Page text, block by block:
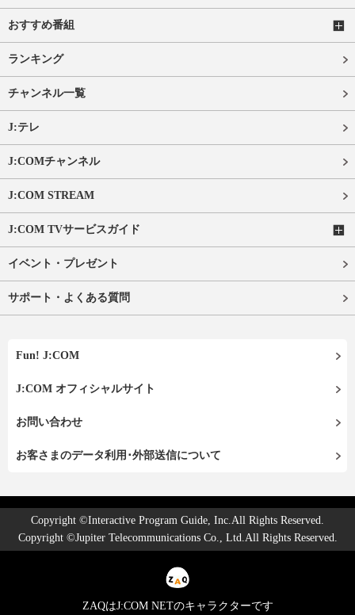
おすすめ番組
ランキング
チャンネル一覧
J:テレ
J:COMチャンネル
J:COM STREAM
J:COM TVサービスガイド
イベント・プレゼント
サポート・よくある質問
Fun! J:COM
J:COM オフィシャルサイト
お問い合わせ
お客さまのデータ利用･外部送信について
Copyright ©Interactive Program Guide, Inc.All Rights Reserved.
Copyright ©Jupiter Telecommunications Co., Ltd.All Rights Reserved.
ZAQはJ:COM NETのキャラクターです